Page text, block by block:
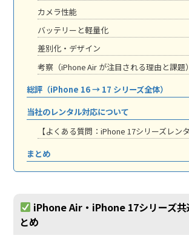
カメラ性能
バッテリーと軽量化
差別化・デザイン
考察（iPhone Air が注目される理由と課題）
総評（iPhone 16 → 17 シリーズ全体）
当社のレンタル対応について
【よくある質問：iPhone 17シリーズレン
まとめ
iPhone Air・iPhone 17シリーズ共
とめ